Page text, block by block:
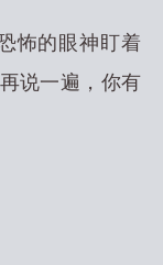
怖的眼神盯着
说一遍，你有